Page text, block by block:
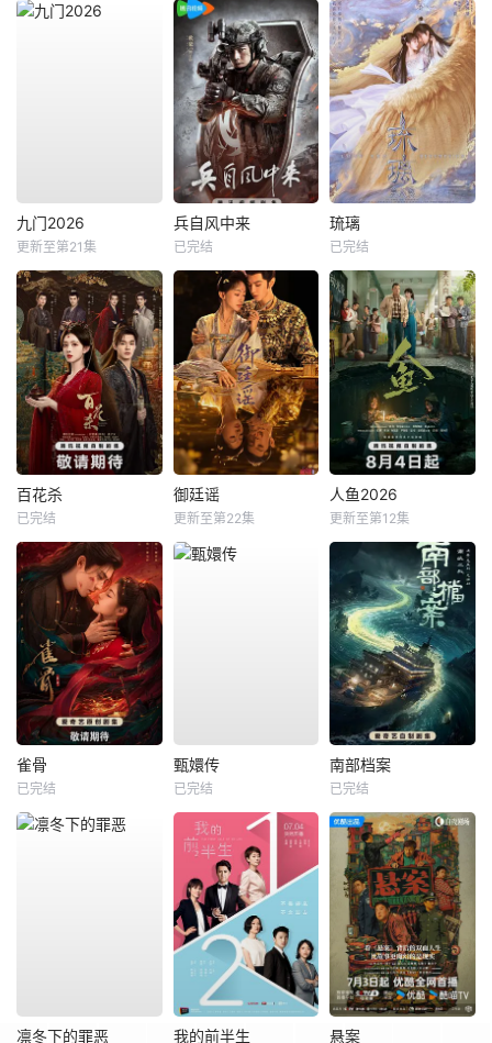
九门2026
更新至第21集
兵自风中来
已完结
琉璃
已完结
百花杀
已完结
御廷谣
更新至第22集
人鱼2026
更新至第12集
雀骨
已完结
甄嬛传
已完结
南部档案
已完结
凛冬下的罪恶 我的前半生 悬案